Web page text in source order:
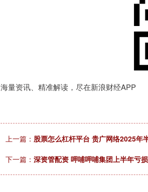
海量资讯、精准解读，尽在新浪财经APP
上一篇： 股票怎么杠杆平台 贵广网络2025年
下一篇： 深资管配资 呷哺呷哺集团上半年亏